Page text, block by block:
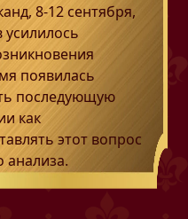
8-12 сентября,
усилилось
появилась
последующую
как
этот вопрос
анализа.